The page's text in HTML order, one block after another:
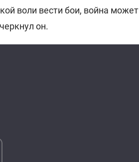
воли вести бои, война может
он.